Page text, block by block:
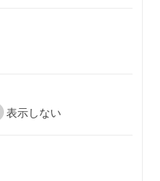
表示しない